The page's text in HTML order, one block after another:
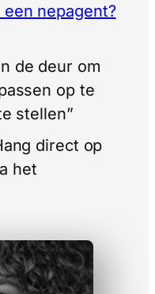
nepagent?
de deur om
op te
stellen”
direct op
het